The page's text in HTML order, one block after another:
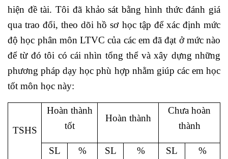
hiện đề tài. Tôi đã khảo sát bằng hình thức đánh giá
qua trao đổi, theo dõi hồ sơ học tập để xác định mức
độ học phân môn LTVC của các em đã đạt ở mức nào
để từ đó tôi có cái nhìn tổng thể và xây dựng những
phương pháp dạy học phù hợp nhằm giúp các em học
tốt môn học này:
TSHS
Hoàn thành
tốt
Hoàn thành
Chưa hoàn
thành
SL % SL % SL %